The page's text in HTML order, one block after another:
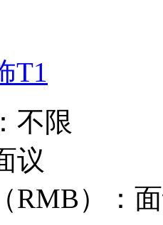
T1
不限
议
RMB）：